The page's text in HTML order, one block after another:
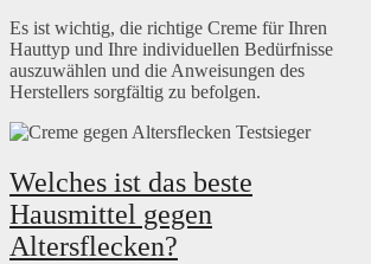
Es ist wichtig, die richtige Creme für Ihren
Hauttyp und Ihre individuellen Bedürfnisse
auszuwählen und die Anweisungen des
Herstellers sorgfältig zu befolgen.
Welches ist das beste
Hausmittel gegen
Altersflecken?